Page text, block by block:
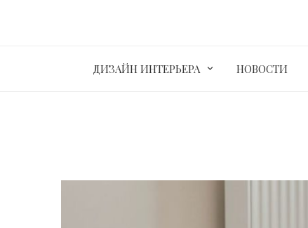
ДИЗАЙН ИНТЕРЬЕРА НОВОСТИ